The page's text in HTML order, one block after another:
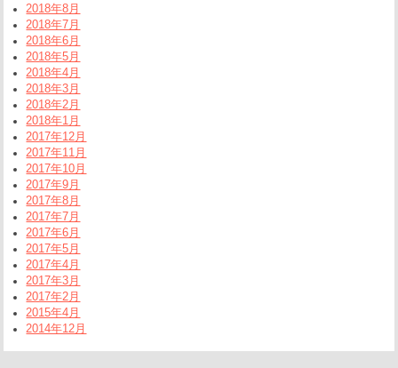
2018年8月
2018年7月
2018年6月
2018年5月
2018年4月
2018年3月
2018年2月
2018年1月
2017年12月
2017年11月
2017年10月
2017年9月
2017年8月
2017年7月
2017年6月
2017年5月
2017年4月
2017年3月
2017年2月
2015年4月
2014年12月